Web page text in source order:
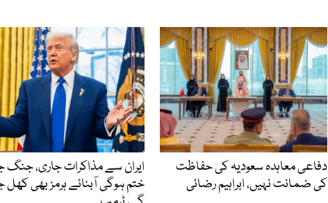
ایران سے مذاکرات جاری، جنگ
ختم ہوگی آبنائے ہرمز بھی کھل
دفاعی معاہدہ سعودیہ کی حفاظت
کی ضمانت نہیں، ابراہیم رضائی